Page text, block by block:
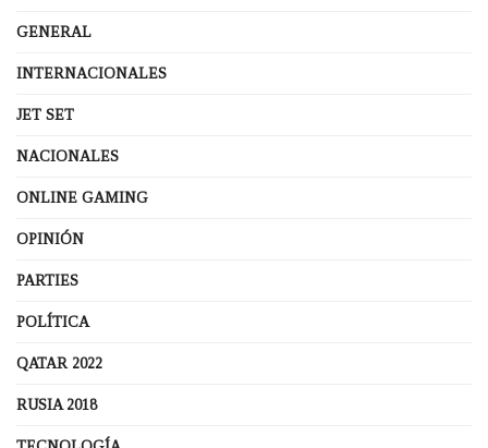
GENERAL
INTERNACIONALES
JET SET
NACIONALES
ONLINE GAMING
OPINIÓN
PARTIES
POLÍTICA
QATAR 2022
RUSIA 2018